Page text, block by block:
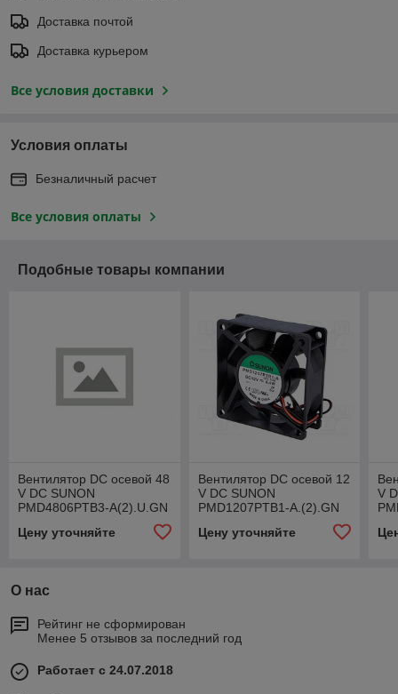
Доставка почтой
Доставка курьером
Все условия доставки
Условия оплаты
Безналичный расчет
Все условия оплаты
Подобные товары компании
Вентилятор DC осевой 48
V DC SUNON
PMD4806PTB3-A(2).U.GN
Цену уточняйте
Вентилятор DC осевой 12
V DC SUNON
PMD1207PTB1-A.(2).GN
Цену уточняйте
V
О нас
Рейтинг не сформирован
Менее 5 отзывов за последний год
Работает с 24.07.2018